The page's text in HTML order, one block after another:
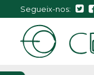
Segueix-nos: